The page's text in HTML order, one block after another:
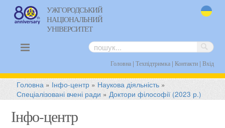
УЖГОРОДСЬКИЙ
НАЦІОНАЛЬНИЙ
УНІВЕРСИТЕТ
Головна| Техпідтримка| Контакти| Вхід
Головна » Інфо-центр » Наукова діяльність »
Спеціалізовані вчені ради »Доктори філософії (2023 р.)
Інфо-центр